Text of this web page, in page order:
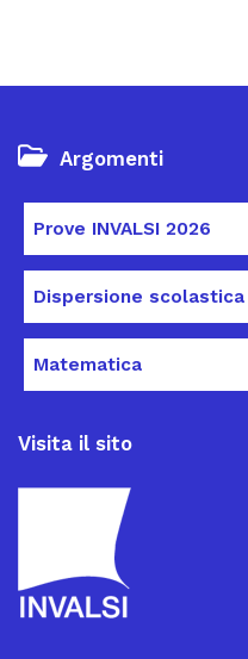
Argomenti
Prove INVALSI 2026
Dispersione scolastica
Matematica
Visita il sito